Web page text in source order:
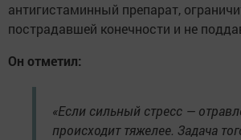
антигистаминный препарат,
пострадавшей конечности и не
Он отметил:
«Если сильный стресс —
происходит тяжелее. Задача